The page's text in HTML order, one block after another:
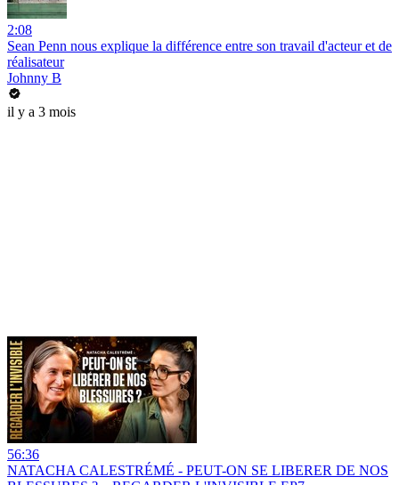
2:08
Sean Penn nous explique la différence entre son travail d'acteur et de
réalisateur
Johnny B
il y a 3 mois
56:36
NATACHA CALESTRÉMÉ - PEUT-ON SE LIBERER DE NOS